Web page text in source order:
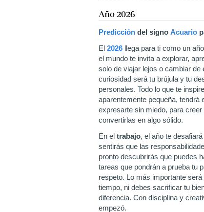
Año 2026
Predicción del signo Acuario
El 2026 llega para ti como un
el mundo te invita a explorar,
solo de viajar lejos o cambiar
curiosidad será tu brújula y tu
personales. Todo lo que te
aparentemente pequeña, tendrá
expresarte sin miedo, para
convertirlas en algo sólido.
En el trabajo, el año te
sentirás que las
pronto descubrirás que puedes
tareas que pondrán a prueba tu
respeto. Lo más importante
tiempo, ni debes sacrificar tu
diferencia. Con disciplina y
empezó.